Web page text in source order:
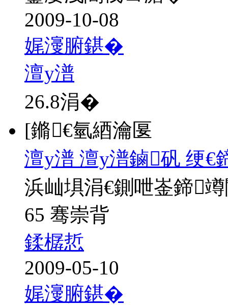
2009-10-08
娓濅腑鍖�
澶у潽
26.8涓�
[鏅€氫綇瀹匽
澶у潽 澶у潽鏀矾 绠
浜屾埧涓€鍘呭崟鍗
65 骞崇背
鍒樼悊
2009-05-10
娓濅腑鍖�